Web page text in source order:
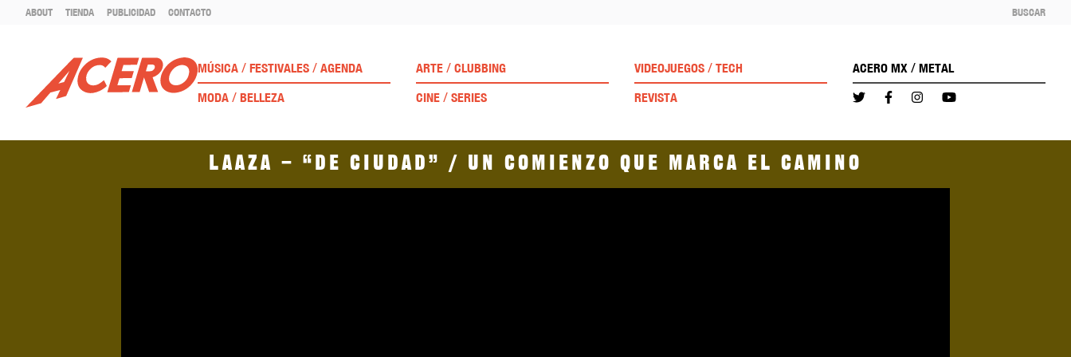
ABOUT TIENDA PUBLICIDAD CONTACTO BUSCAR
MÚSICA / FESTIVALES / AGENDA ARTE / CLUBBING VIDEOJUEGOS / TECH ACERO MX / METAL
MODA / BELLEZA CINE / SERIES REVISTA
Laaza – “De ciudad” / Un comienzo que marca el camino